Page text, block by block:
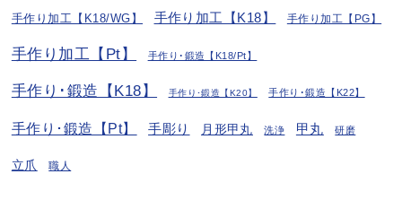
手作り加工【K18/WG】 手作り加工【K18】 手作り加工【PG】
手作り加工【Pt】 手作り･鍛造【K18/Pt】
手作り･鍛造【K18】 手作り･鍛造【K20】 手作り･鍛造【K22】
手作り･鍛造【Pt】 手彫り 月形甲丸 洗浄 甲丸 研磨
立爪 職人